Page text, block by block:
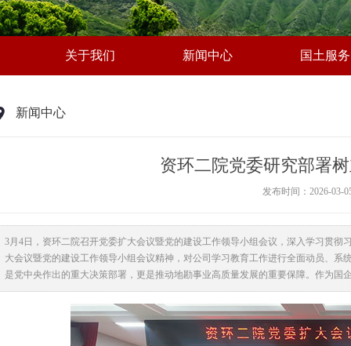
关于我们 新闻中心 国土服务
新闻中心
资环二院党委研究部署
发布时间：2026-03-
3月4日，资环二院召开党委扩大会议暨党的建设工作领导小组会议，深入学习贯
大会议暨党的建设工作领导小组会议精神，对公司学习教育工作进行全面动员、
是党中央作出的重大决策部署，更是推动地勘事业高质量发展的重要保障。作为国